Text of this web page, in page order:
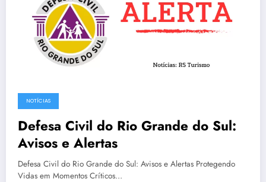
NOTÍCIAS
Defesa Civil do Rio Grande do Sul:
Avisos e Alertas
Defesa Civil do Rio Grande do Sul: Avisos e Alertas Protegendo
Vidas em Momentos Críticos…